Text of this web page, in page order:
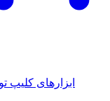
ابزارهای کلیپ